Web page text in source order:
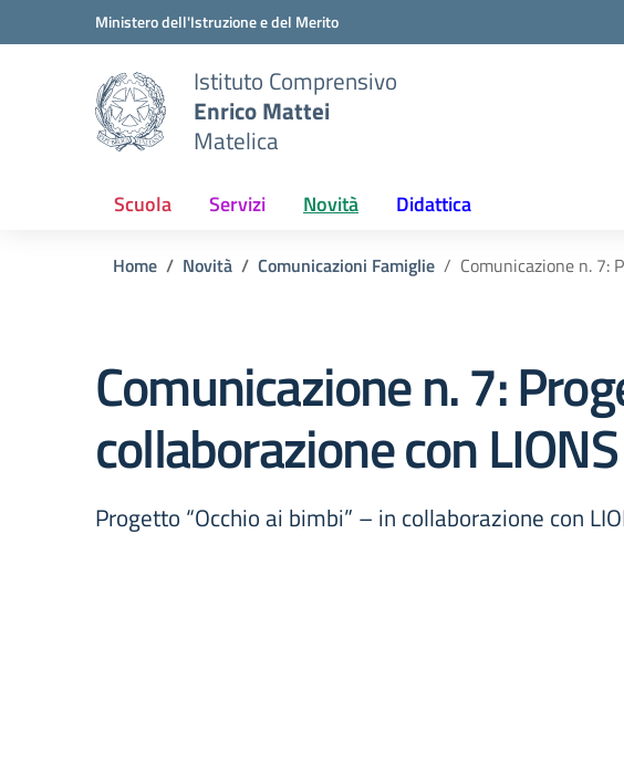
Vai ai contenuti
Vai al menu di navigazioneMinistero dell'Istruzione e del Merito
Istituto Comprensivo
Enrico Mattei
Matelica
Scuola Servizi Novità Didattica
Home Novità Comunicazioni Famiglie Comunicazione n. 7:
Comunicazione n. 7:
collaborazione con
Progetto “Occhio ai bimbi” – in collaborazione con